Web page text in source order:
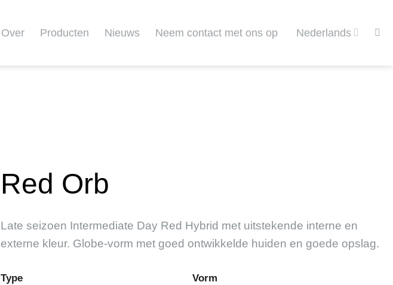
Over Producten Nieuws Neem contact met ons op Nederlands
Red Orb
Late seizoen Intermediate Day Red Hybrid met uitstekende interne en
externe kleur. Globe-vorm met goed ontwikkelde huiden en goede opslag.
Type Vorm